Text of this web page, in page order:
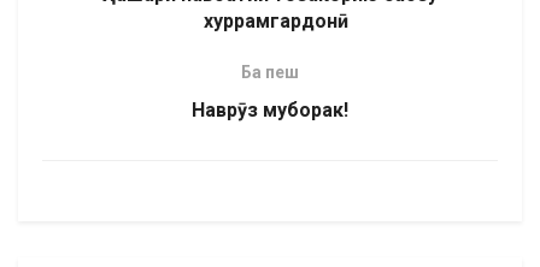
хуррамгардонӣ
Ба пеш
Наврӯз муборак!